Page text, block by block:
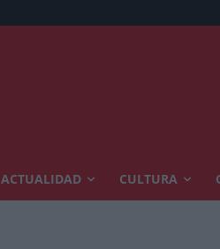
ACTUALIDAD CULTURA